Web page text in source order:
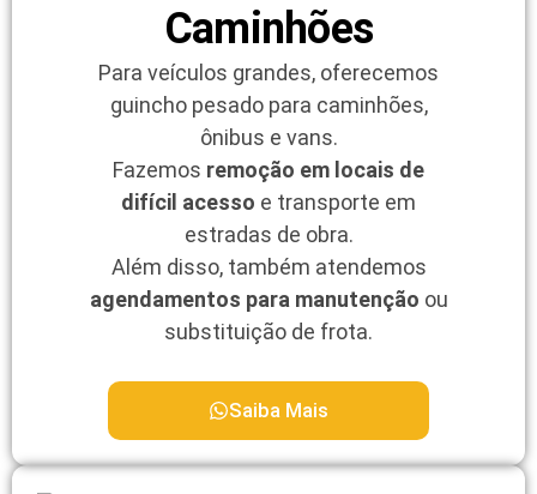
Caminhões
Para veículos grandes, oferecemos
guincho pesado para caminhões,
ônibus e vans.
Fazemos remoção em locais de
difícil acesso e transporte em
estradas de obra.
Além disso, também atendemos
agendamentos para manutenção ou
substituição de frota.
Saiba Mais